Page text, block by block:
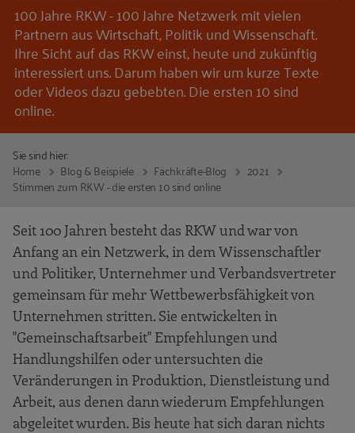
100 Jahre RKW - 100 Jahre Netzwerk mit vielen
Partnern aus Wirtschaft, Politik und Wissenschaft.
Ihre Sicht auf das RKW einst, heute und zukünftig
interessiert uns. Darum haben wir um kurze Texte
oder Videos dazu gebebten. Die ersten 10 sind
online.
Sie sind hier:
Home
Blog & Beispiele Fachkräfte-Blog
2021
Stimmen zum RKW - die ersten 10 sind online
Seit 100 Jahren besteht das RKW und war von
Anfang an ein Netzwerk, in dem Wissenschaftler
und Politiker, Unternehmer und Verbandsvertreter
gemeinsam für mehr Wettbewerbsfähigkeit von
Unternehmen stritten. Sie entwickelten in
"Gemeinschaftsarbeit" Empfehlungen und
Handlungshilfen oder untersuchten die
Veränderungen in Produktion, Dienstleistung und
Arbeit, aus denen dann wiederum Empfehlungen
abgeleitet wurden. Bis heute hat sich daran nichts